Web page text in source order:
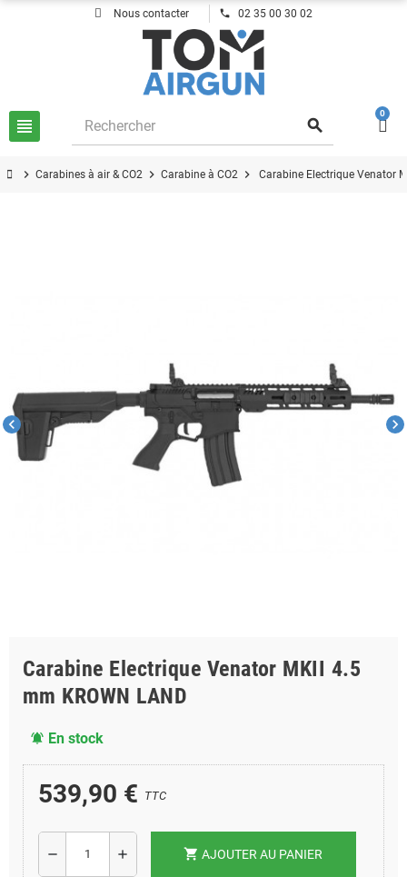
Nous contacter phone 02 35 00 30 02
view_headline search
0
chevron_right Carabines à air & CO2 chevron_right Carabine à CO2 chevron_right Carabine Electrique Venator
chevron_left chevron_right
Carabine Electrique Venator MKII 4.5
mm KROWN LAND
notifications_active En stock
539,90 € TTC
remove add shopping_cart AJOUTER AU PANIER